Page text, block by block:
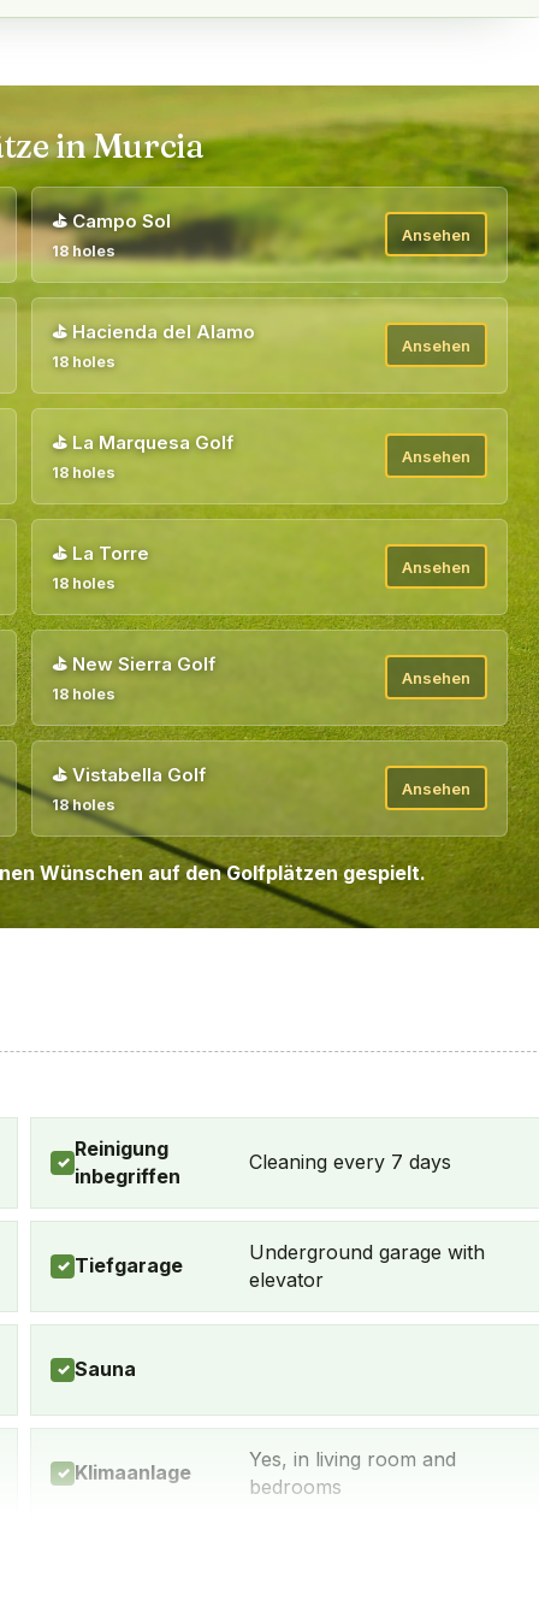
in Murcia
⛳Campo Sol
18 holes
Ansehen
⛳ Hacienda del Alamo
18 holes
Ansehen
⛳ La Marquesa Golf
18 holes
Ansehen
⛳ La Torre
18 holes
Ansehen
⛳ New Sierra Golf
18 holes
Ansehen
⛳ Vistabella Golf
18 holes
Ansehen
Wünschen auf den Golfplätzen gespielt.
✓
Reinigung
inbegriffen
Cleaning every 7 days
✓ Tiefgarage
Underground garage with
elevator
✓ Sauna
✓ Klimaanlage
Yes, in living room and
bedrooms